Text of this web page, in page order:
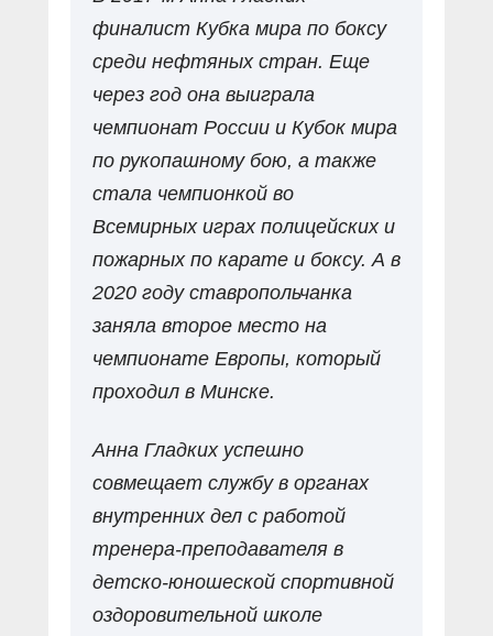
финалист Кубка мира по боксу
среди нефтяных стран. Еще
через год она выиграла
чемпионат России и Кубок мира
по рукопашному бою, а также
стала чемпионкой во
Всемирных играх полицейских и
пожарных по карате и боксу. А в
2020 году ставропольчанка
заняла второе место на
чемпионате Европы, который
проходил в Минске.
Анна Гладких успешно
совмещает службу в органах
внутренних дел с работой
тренера-преподавателя в
детско-юношеской спортивной
оздоровительной школе